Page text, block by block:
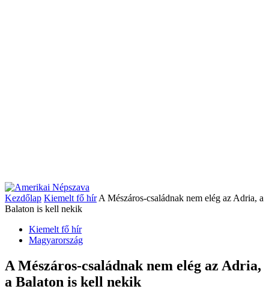
Kezdőlap Kiemelt fő hír A Mészáros-családnak nem elég az Adria, a
Balaton is kell nekik
Kiemelt fő hír
Magyarország
A Mészáros-családnak nem elég az Adria,
a Balaton is kell nekik